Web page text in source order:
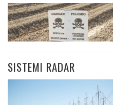
SISTEMI RADAR